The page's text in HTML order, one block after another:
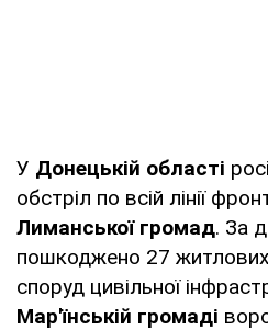
У Донецькій області
обстріл по всій лінії
Лиманської громад. За
пошкоджено 27 житлових
споруд цивільної
Мар'їнській громаді